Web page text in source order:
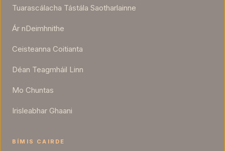
Tuarascálacha Tástála Saotharlainne
Ár nDeimhnithe
Ceisteanna Coitianta
Déan Teagmháil Linn
Mo Chuntas
Irisleabhar Ghaani
BÍMIS CAIRDE